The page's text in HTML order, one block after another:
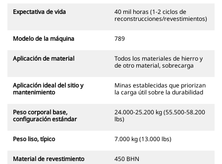
Expectativa de vida
40 mil horas (1-2 ciclos de
reconstrucciones/revestimientos)
Modelo de la máquina 789
Aplicación de material
Todos los materiales de hierro y
de otro material, sobrecarga
Aplicación ideal del sitio y
mantenimiento
Minas establecidas que priorizan
la carga útil sobre la durabilidad
Peso corporal base,
configuración estándar
24.000-25.200 kg (55.500-58.200
lbs)
Peso liso, típico 7.000 kg (13.000 lbs)
Material de revestimiento 450 BHN